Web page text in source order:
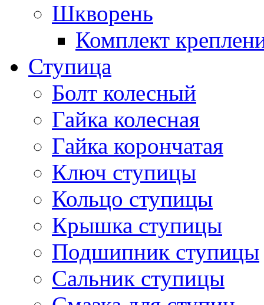
Шкворень
Комплект
Ступица
Болт колесный
Гайка колесная
Гайка корончатая
Ключ ступицы
Кольцо ступицы
Крышка ступицы
Подшипник ступицы
Сальник ступицы